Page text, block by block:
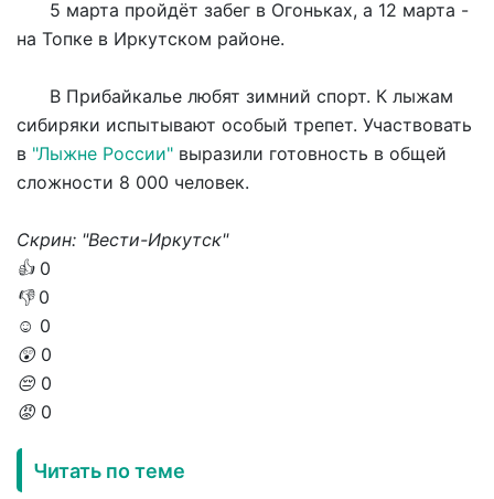
5 марта пройдёт забег в Огоньках, а 12 марта -
на Топке в Иркутском районе.
В Прибайкалье любят зимний спорт. К лыжам
сибиряки испытывают особый трепет. Участвовать
в "Лыжне России" выразили готовность в общей
сложности 8 000 человек.
Скрин: "Вести-Иркутск"
👍 0
👎 0
☺️ 0
😲 0
😔 0
😡 0
Читать по теме